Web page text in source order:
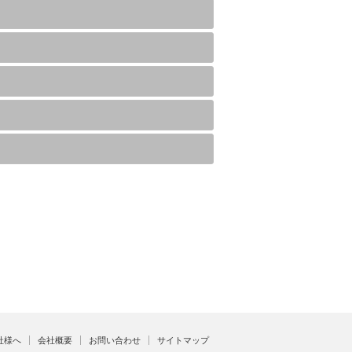
様へ 会社概要 お問い合わせ サイトマップ